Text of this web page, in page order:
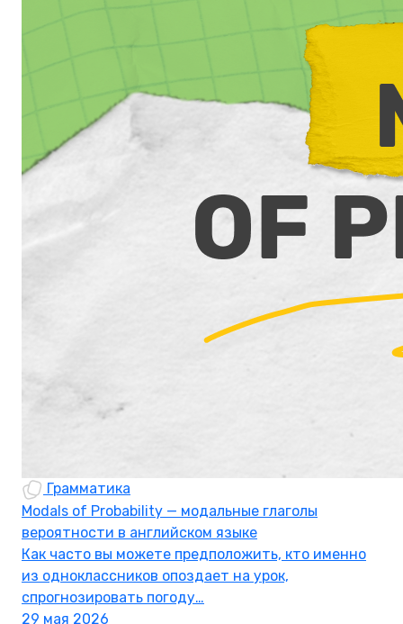
Грамматика
Modals of Probability — модальные глаголы
вероятности в английском языке
Как часто вы можете предположить, кто именно
из одноклассников опоздает на урок,
спрогнозировать погоду…
29 мая 2026